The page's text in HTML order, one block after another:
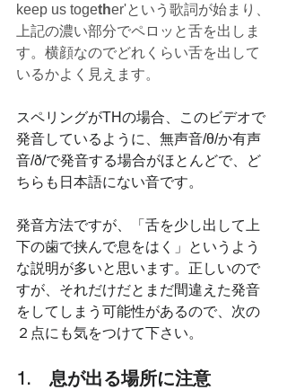
keep us together'という歌詞が始まり、
上記の濃い部分でペロッと舌を出しま
す。横顔なのでどれくらい舌を出して
いるかよく見えます。
スペリングがTHの場合、このビデオで
発音しているように、無声音/θ/か有声
音/ð/で発音する場合がほとんどで、ど
ちらも日本語にない音です。
発音方法ですが、「舌を少し出して上
下の歯で挟んで息をはく」というよう
な説明が多いと思います。正しいので
すが、それだけだとまだ間違えた発音
をしてしまう可能性があるので、次の
２点にも気をつけて下さい。
1.　息が出る場所に注意